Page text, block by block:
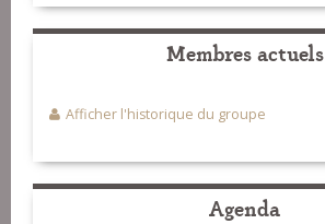
Membres actuels
Afficher l'historique du groupe
Agenda